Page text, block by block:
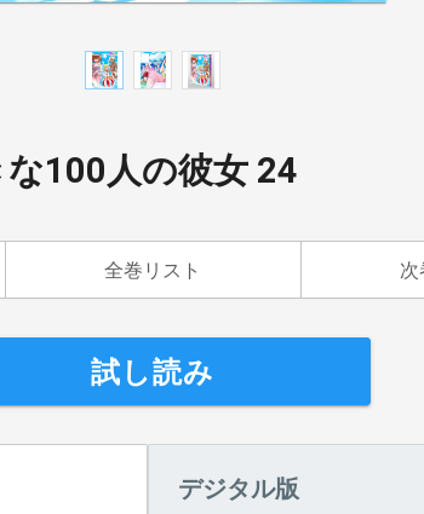
100人の彼女 24
全巻リスト 次
試し読み
デジタル版